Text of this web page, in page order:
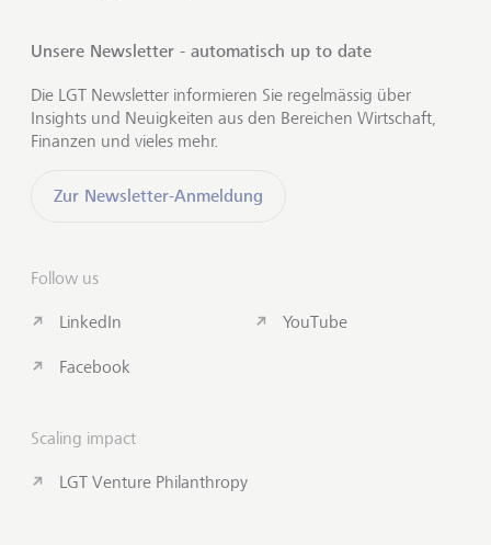
Insights abonnieren
Unsere Newsletter - automatisch up to date
Die LGT Newsletter informieren Sie regelmässig über
Insights und Neuigkeiten aus den Bereichen Wirtschaft,
Finanzen und vieles mehr.
Zur Newsletter-Anmeldung
Follow us
LinkedIn
Facebook
YouTube
Scaling impact
LGT Venture Philanthropy